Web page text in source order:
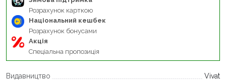
Розрахунок карткою
Національний кешбек
Розрахунок бонусами
Акція
Спеціальна пропозиція
Видавництво
Vivat